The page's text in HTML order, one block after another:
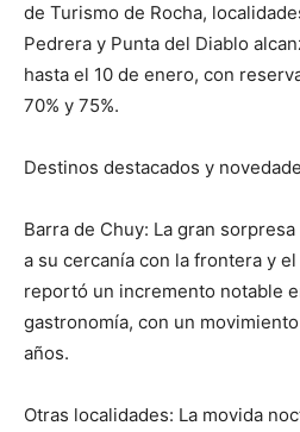
de Turismo de Rocha,
Pedrera y Punta del Diablo
hasta el 10 de enero, con
70% y 75%.
Destinos destacados y
Barra de Chuy: La gran
a su cercanía con la frontera y
reportó un incremento notable
gastronomía, con un
años.
Otras localidades: La movida